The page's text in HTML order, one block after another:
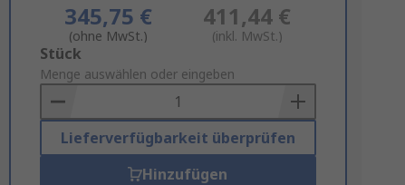
345,75 €
(ohne MwSt.)
411,44 €
(inkl. MwSt.)
Add
to
Basket
Stück
Menge auswählen oder eingeben
Lieferverfügbarkeit überprüfen
Hinzufügen